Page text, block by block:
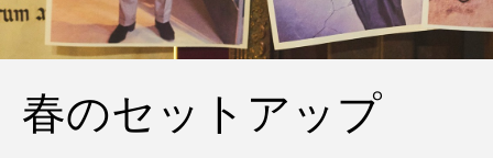
春のセットアップ